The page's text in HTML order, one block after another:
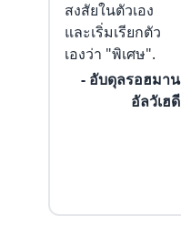
สงสัยในตัวเอง
และเริ่มเรียกตัว
เองว่า "พิเศษ".
- อับดุลรอฮมาน
อัลวัเฮดี